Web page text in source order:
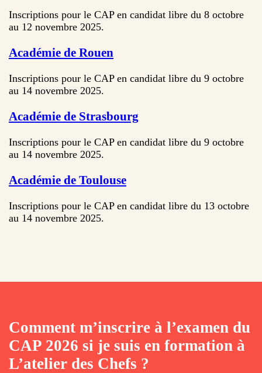
Inscriptions pour le CAP en candidat libre du 8 octobre
au 12 novembre 2025.
Académie de Rouen
Inscriptions pour le CAP en candidat libre du 9 octobre
au 14 novembre 2025.
Académie de Strasbourg
Inscriptions pour le CAP en candidat libre du 9 octobre
au 14 novembre 2025.
Académie de Toulouse
Inscriptions pour le CAP en candidat libre du 13 octobre
au 14 novembre 2025.
Comment m’inscrire à l’examen du
CAP 2026 si je suis en formation à
L’atelier des Chefs ?